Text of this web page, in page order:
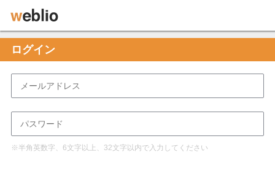
ログイン
※半角英数字、6文字以上、32文字以内で入力してください